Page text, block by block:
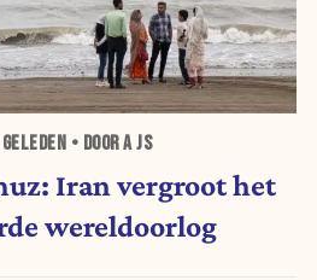
GELEDEN • DOOR A JS
Iran vergroot het
wereldoorlog